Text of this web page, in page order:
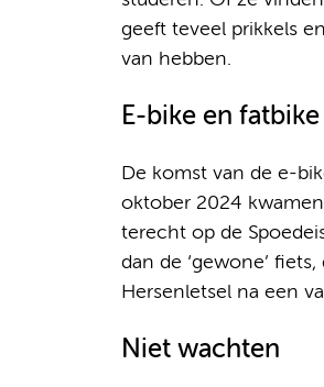
geeft teveel prikkels
van hebben.
E-bike en fatbike
De komst van de e-
oktober 2024
terecht op de
dan de ‘gewone’
Hersenletsel na een
Niet wachten